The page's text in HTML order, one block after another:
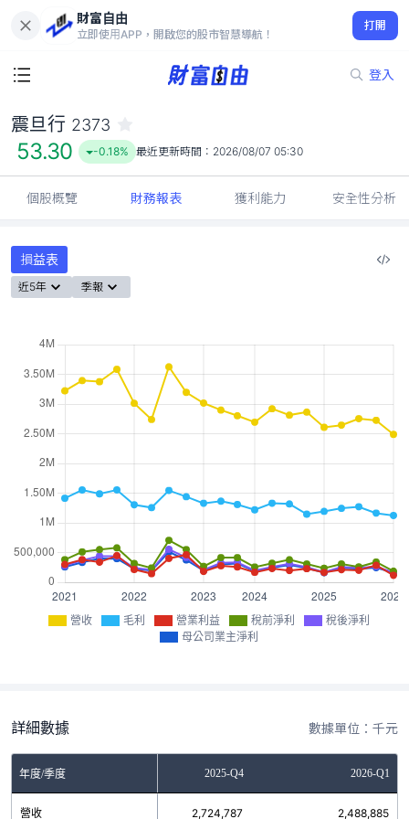
財富自由
立即使用APP，開啟您的股市智慧導航！
打開
登入
53.30
-0.18%
震旦行 2373
53.30 -0.18% 最近更新時間： 2026/08/07 05:30
個股概覽 財務報表 獲利能力 安全性分析
損益表
近5年 季報
營收 毛利 營業利益 稅前淨利
稅後淨利
母公司業主淨利
詳細數據 數據單位：千元
年度/季度2025-Q3 2025-Q4 2026-Q1
營收 2,724,787 2,488,885